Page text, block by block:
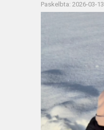
Paskelbta: 2026-03-13